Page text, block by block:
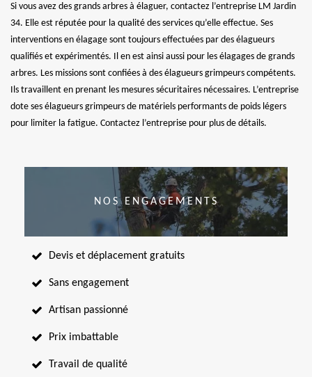
Si vous avez des grands arbres à élaguer, contactez l’entreprise LM Jardin
34. Elle est réputée pour la qualité des services qu’elle effectue. Ses
interventions en élagage sont toujours effectuées par des élagueurs
qualifiés et expérimentés. Il en est ainsi aussi pour les élagages de grands
arbres. Les missions sont confiées à des élagueurs grimpeurs compétents.
Ils travaillent en prenant les mesures sécuritaires nécessaires. L’entreprise
dote ses élagueurs grimpeurs de matériels performants de poids légers
pour limiter la fatigue. Contactez l’entreprise pour plus de détails.
NOS ENGAGEMENTS
Devis et déplacement gratuits
Sans engagement
Artisan passionné
Prix imbattable
Travail de qualité